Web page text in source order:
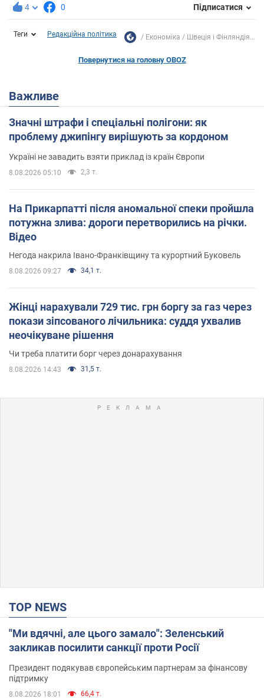
4 0 Підписатися
Теги Редакційна політика Економіка Швеція і Фінляндія...
Повернутися на головну OBOZ
Важливе
Значні штрафи і спеціальні полігони: як
проблему джипінгу вирішують за кордоном
Україні не завадить взяти приклад із країн Європи
8.08.2026 05:10 2,3 т.
На Прикарпатті після аномальної спеки пройшла
потужна злива: дороги перетворились на річки.
Відео
Негода накрила Івано-Франківщину та курортний Буковель
8.08.2026 09:27 34,1 т.
Жінці нарахували 729 тис. грн боргу за газ через
покази зіпсованого лічильника: суддя ухвалив
неочікуване рішення
Чи треба платити борг через донарахування
8.08.2026 14:43 31,5 т.
TOP NEWS
"Ми вдячні, але цього замало": Зеленський
закликав посилити санкції проти Росії
Президент подякував європейським партнерам за фінансову
підтримку
8.08.2026 18:01 66,4 т.